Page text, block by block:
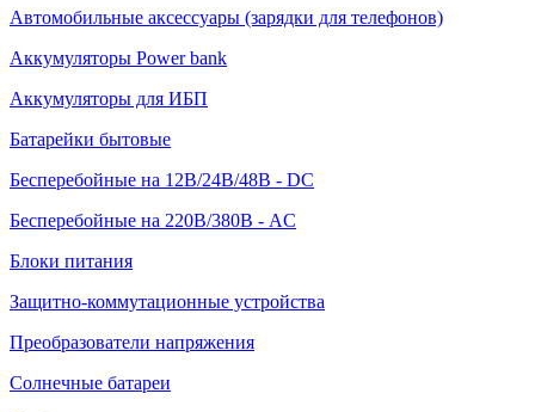
Автомобильные аксессуары (зарядки для телефонов)
Аккумуляторы Power bank
Аккумуляторы для ИБП
Батарейки бытовые
Бесперебойные на 12В/24В/48В - DC
Бесперебойные на 220В/380В - AC
Блоки питания
Защитно-коммутационные устройства
Преобразователи напряжения
Солнечные батареи